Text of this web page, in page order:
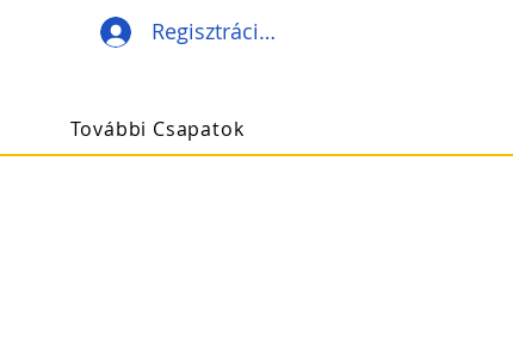
Regisztráció/Belépés
További Csapatok